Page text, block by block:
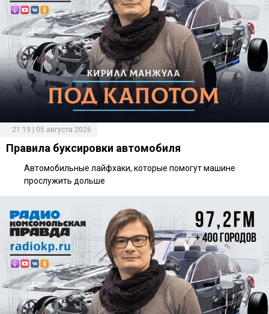
21:19 | 05 августа 2026
Правила буксировки автомобиля
Автомобильные лайфхаки, которые помогут машине
прослужить дольше